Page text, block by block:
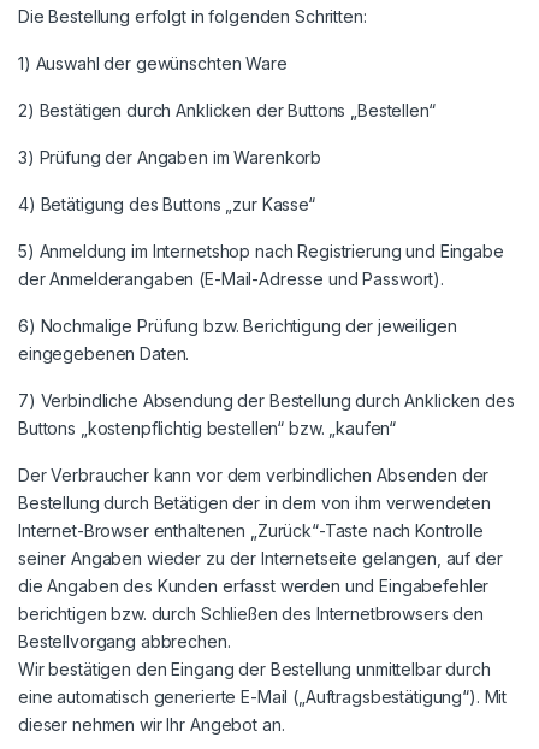
Die Bestellung erfolgt in folgenden Schritten:
1) Auswahl der gewünschten Ware
2) Bestätigen durch Anklicken der Buttons „Bestellen“
3) Prüfung der Angaben im Warenkorb
4) Betätigung des Buttons „zur Kasse“
5) Anmeldung im Internetshop nach Registrierung und Eingabe
der Anmelderangaben (E-Mail-Adresse und Passwort).
6) Nochmalige Prüfung bzw. Berichtigung der jeweiligen
eingegebenen Daten.
7) Verbindliche Absendung der Bestellung durch Anklicken des
Buttons „kostenpflichtig bestellen“ bzw. „kaufen“
Der Verbraucher kann vor dem verbindlichen Absenden der
Bestellung durch Betätigen der in dem von ihm verwendeten
Internet-Browser enthaltenen „Zurück“-Taste nach Kontrolle
seiner Angaben wieder zu der Internetseite gelangen, auf der
die Angaben des Kunden erfasst werden und Eingabefehler
berichtigen bzw. durch Schließen des Internetbrowsers den
Bestellvorgang abbrechen.
Wir bestätigen den Eingang der Bestellung unmittelbar durch
eine automatisch generierte E-Mail („Auftragsbestätigung“). Mit
dieser nehmen wir Ihr Angebot an.